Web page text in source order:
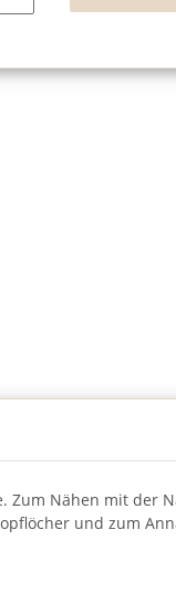
Zum Nähen mit der
und zum